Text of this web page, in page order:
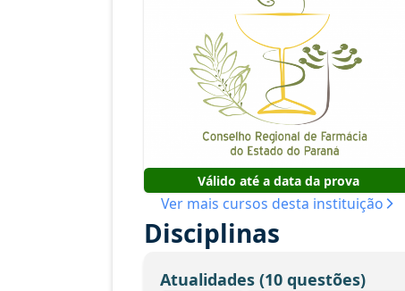
Válido até a data da prova
Ver mais cursos desta instituição
Disciplinas
Atualidades (10 questões)